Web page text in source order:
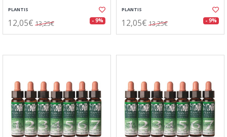
PLANTIS
12,05€ 13,25€ - 9%
PLANTIS
12,05€ 13,25€ - 9%